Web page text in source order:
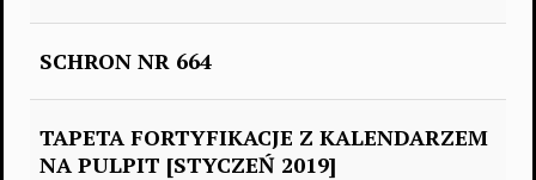
SCHRON NR 664
TAPETA FORTYFIKACJE Z KALENDARZEM
NA PULPIT [STYCZEŃ 2019]